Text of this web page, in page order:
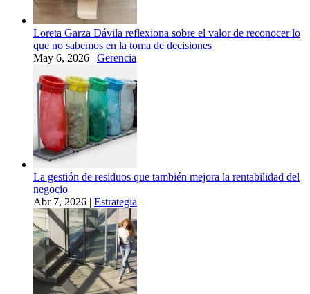
Loreta Garza Dávila reflexiona sobre el valor de reconocer lo
que no sabemos en la toma de decisiones
May 6, 2026 | Gerencia
La gestión de residuos que también mejora la rentabilidad del
negocio
Abr 7, 2026 | Estrategia